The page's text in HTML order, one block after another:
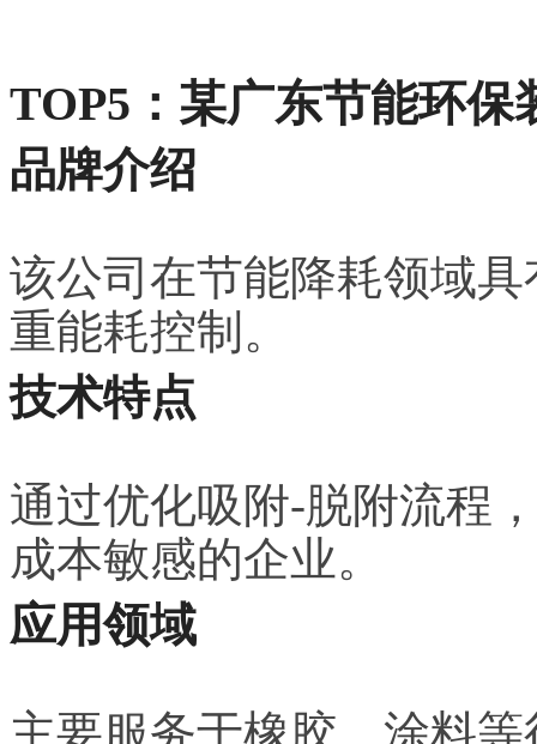
TOP5：某广东节能环保
品牌介绍
该公司在节能降耗领域
重能耗控制。
技术特点
通过优化吸附-脱附流程
成本敏感的企业。
应用领域
主要服务于橡胶、涂料